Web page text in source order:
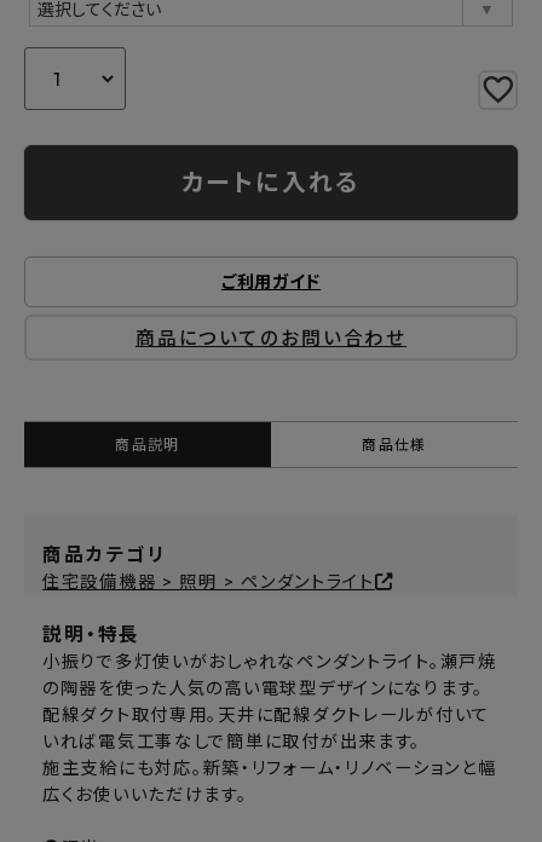
プライバシーポリシー
カートに入れる
ご利用ガイド
商品についてのお問い合わせ
商品説明 商品仕様
商品カテゴリ
住宅設備機器 > 照明 > ペンダントライト
説明・特長
小振りで多灯使いがおしゃれなペンダントライト。瀬戸焼
の陶器を使った人気の高い電球型デザインになります。
配線ダクト取付専用。天井に配線ダクトレールが付いて
いれば電気工事なしで簡単に取付が出来ます。
施主支給にも対応。新築・リフォーム・リノベーションと幅
広くお使いいただけます。